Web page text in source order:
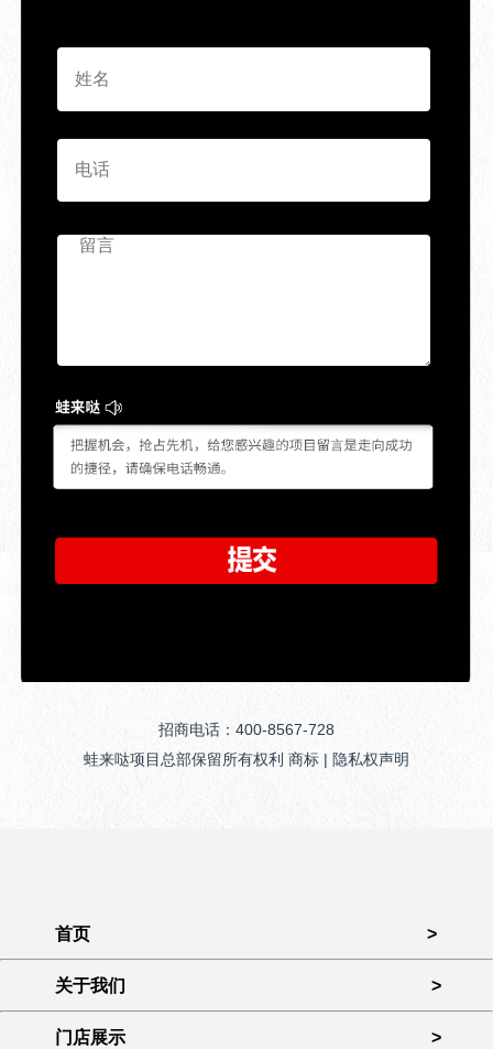
招商电话：400-8567-728
蛙来哒项目总部保留所有权利 商标 | 隐私权声明
首页 >
关于我们 >
门店展示 >